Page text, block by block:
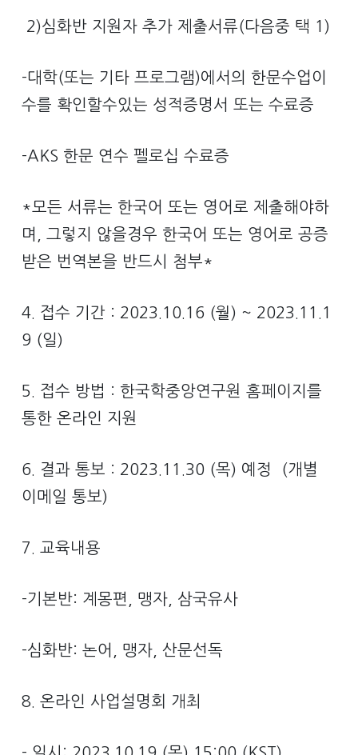
2)심화반 지원자 추가 제출서류(다음중 택 1)
-대학(또는 기타 프로그램)에서의 한문수업이
수를 확인할수있는 성적증명서 또는 수료증
-AKS 한문 연수 펠로십 수료증
*모든 서류는 한국어 또는 영어로 제출해야하
며, 그렇지 않을경우 한국어 또는 영어로 공증
받은 번역본을 반드시 첨부*
4. 접수 기간 : 2023.10.16 (월) ~ 2023.11.1
9 (일)
5. 접수 방법 : 한국학중앙연구원 홈페이지를
통한 온라인 지원
6. 결과 통보 : 2023.11.30 (목) 예정 (개별
이메일 통보)
7. 교육내용
-기본반: 계몽편, 맹자, 삼국유사
-심화반: 논어, 맹자, 산문선독
8. 온라인 사업설명회 개최